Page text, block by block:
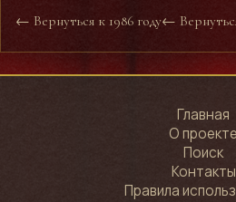
← Вернуться к 1986 году←
Главная
О проекте
Поиск
Контакты
Правила